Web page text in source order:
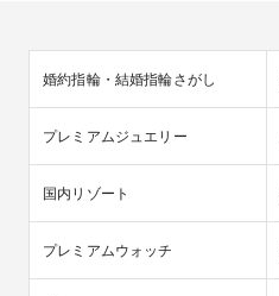
婚約指輪・結婚指輪さがし
プレミアムジュエリー
国内リゾート
プレミアムウォッチ